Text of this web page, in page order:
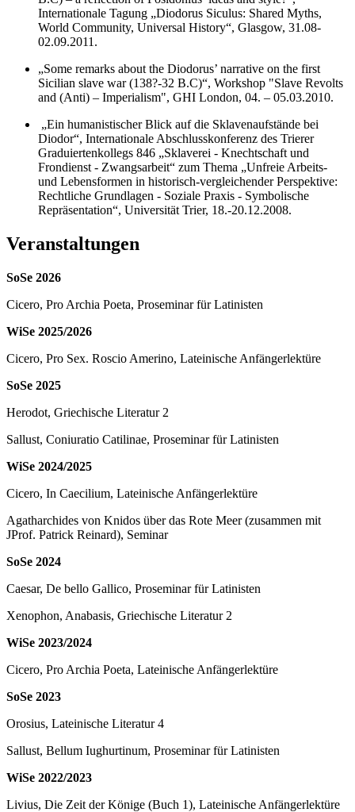
Internationale Tagung „Diodorus Siculus: Shared Myths,
World Community, Universal History“, Glasgow, 31.08-
02.09.2011.
„Some remarks about the Diodorus’ narrative on the first
Sicilian slave war (138?-32 B.C)“, Workshop "Slave Revolts
and (Anti) – Imperialism", GHI London, 04. – 05.03.2010.
„Ein humanistischer Blick auf die Sklavenaufstände bei
Diodor“, Internationale Abschlusskonferenz des Trierer
Graduiertenkollegs 846 „Sklaverei - Knechtschaft und
Frondienst - Zwangsarbeit“ zum Thema „Unfreie Arbeits-
und Lebensformen in historisch-vergleichender Perspektive:
Rechtliche Grundlagen - Soziale Praxis - Symbolische
Repräsentation“, Universität Trier, 18.-20.12.2008.
Veranstaltungen
SoSe 2026
Cicero, Pro Archia Poeta, Proseminar für Latinisten
WiSe 2025/2026
Cicero, Pro Sex. Roscio Amerino, Lateinische Anfängerlektüre
SoSe 2025
Herodot, Griechische Literatur 2
Sallust, Coniuratio Catilinae, Proseminar für Latinisten
WiSe 2024/2025
Cicero, In Caecilium, Lateinische Anfängerlektüre
Agatharchides von Knidos über das Rote Meer (zusammen mit
JProf. Patrick Reinard), Seminar
SoSe 2024
Caesar, De bello Gallico, Proseminar für Latinisten
Xenophon, Anabasis, Griechische Literatur 2
WiSe 2023/2024
Cicero, Pro Archia Poeta, Lateinische Anfängerlektüre
SoSe 2023
Orosius, Lateinische Literatur 4
Sallust, Bellum Iughurtinum, Proseminar für Latinisten
WiSe 2022/2023
Livius, Die Zeit der Könige (Buch 1), Lateinische Anfängerlektüre